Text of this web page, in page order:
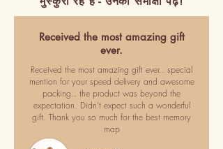
Received the most amazing gift
ever.
Received the most amazing gift ever.. special
mention for your speed delivery and awesome
packing.. the product was beyond the
expectation. Didn't expect such a wonderful
gift. Thank you so much for the best memory
map